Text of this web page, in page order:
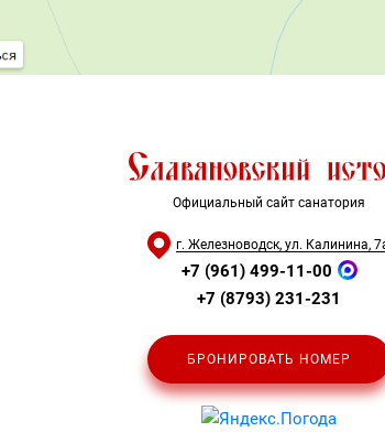
Официальный сайт санатория
г. Железноводск, ул. Калинина,
+7 (961) 499-11-00
+7 (8793) 231-231
БРОНИРОВАТЬ НОМЕР